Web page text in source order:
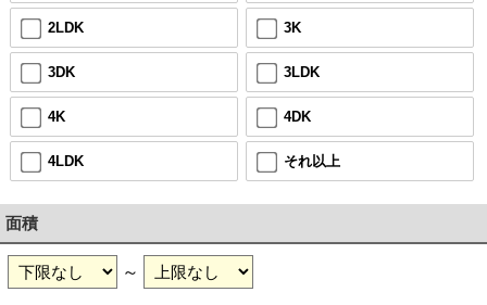
2LDK 3K
3DK 3LDK
4K 4DK
4LDK それ以上
面積
～